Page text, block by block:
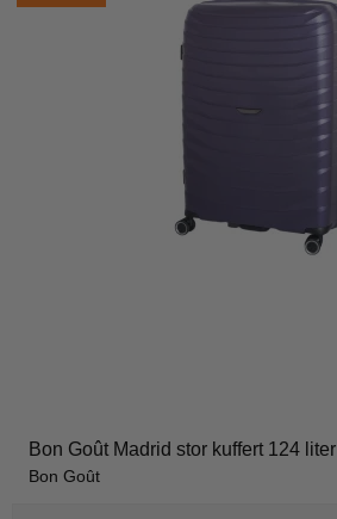
Bon Goût Madrid stor kuffert 124 liter
Bon Goût